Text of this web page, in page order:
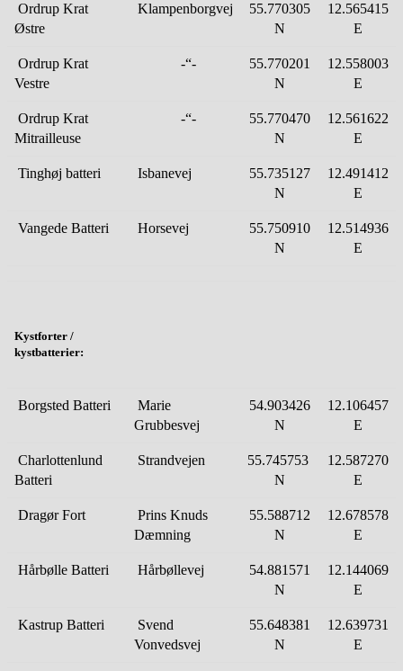
Ordrup Krat
Østre
Klampenborgvej
55.770305
N
12.565415
E
Ordrup Krat
Vestre
-“-
55.770201
N
12.558003
E
Ordrup Krat
Mitrailleuse
-“-
55.770470
N
12.561622
E
Tinghøj batteri Isbanevej
55.735127
N
12.491412
E
Vangede Batteri Horsevej
55.750910
N
12.514936
E
Kystforter /
kystbatterier:
Borgsted Batteri
Marie
Grubbesvej
54.903426
N
12.106457
E
Charlottenlund
Batteri
Strandvejen
55.745753
N
12.587270
E
Dragør Fort
Prins Knuds
Dæmning
55.588712
N
12.678578
E
Hårbølle Batteri Hårbøllevej
54.881571
N
12.144069
E
Kastrup Batteri
Svend
Vonvedsvej
55.648381
N
12.639731
E